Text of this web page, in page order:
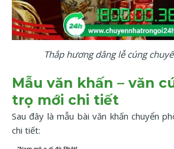
Thắp hương dâng lễ cúng
Mẫu văn khấn – văn
trọ mới chi tiết
Sau đây là mẫu bài văn khấn chuyển
chi tiết: